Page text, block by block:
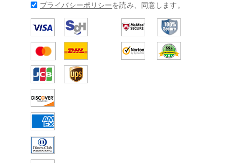
プライバシーポリシーを読み、同意します。